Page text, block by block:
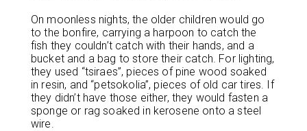
On moonless nights, the older children would go
to the bonfire, carrying a harpoon to catch the
fish they couldn’t catch with their hands, and a
bucket and a bag to store their catch. For lighting,
they used “tsiraes”, pieces of pine wood soaked
in resin, and “petsokolia”, pieces of old car tires. If
they didn’t have those either, they would fasten a
sponge or rag soaked in kerosene onto a steel
wire.